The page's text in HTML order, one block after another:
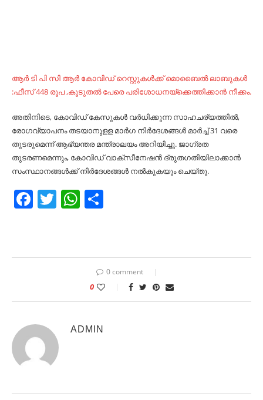
ആർ ടി പി സി ആർ കോവിഡ് റെസ്റ്റുകൾക്ക് മൊബൈൽ ലാബുകൾ
:ഫീസ് 448 രൂപ ,കൂടുതൽ പേരെ പരിശോധനയ്‌ക്കെത്തിക്കാൻ നീക്കം.
അതിനിടെ, കോവിഡ്‌ കേസുകള്‍ വര്‍ധിക്കുന്ന സാഹചര്യത്തില്‍,
രോഗവ്യാപനം തടയാനുളള മാര്‍ഗ നിര്‍ദേശങ്ങള്‍ മാര്‍ച്ച്‌ 31 വരെ
തുടരുമെന്ന്‌ ആഭ്യന്തര മന്ത്രാലയം അറിയിച്ചു. ജാഗ്രത
തുടരണമെന്നും, കോവിഡ്‌ വാക്‌സീനേഷന്‍ ദ്രുതഗതിയിലാക്കാന്‍
സംസ്ഥാനങ്ങള്‍ക്ക്‌ നിര്‍ദേശങ്ങള്‍ നല്‍കുകയും ചെയ്‌തു.
Facebook
TwitterWhatsApp
0 comment
0
ADMIN